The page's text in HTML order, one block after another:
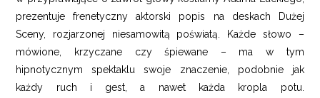
prezentuje frenetyczny aktorski popis na deskach Dużej
Sceny, rozjarzonej niesamowitą poświatą. Każde słowo –
mówione, krzyczane czy śpiewane – ma w tym
hipnotycznym spektaklu swoje znaczenie, podobnie jak
każdy ruch i gest, a nawet każda kropla potu.